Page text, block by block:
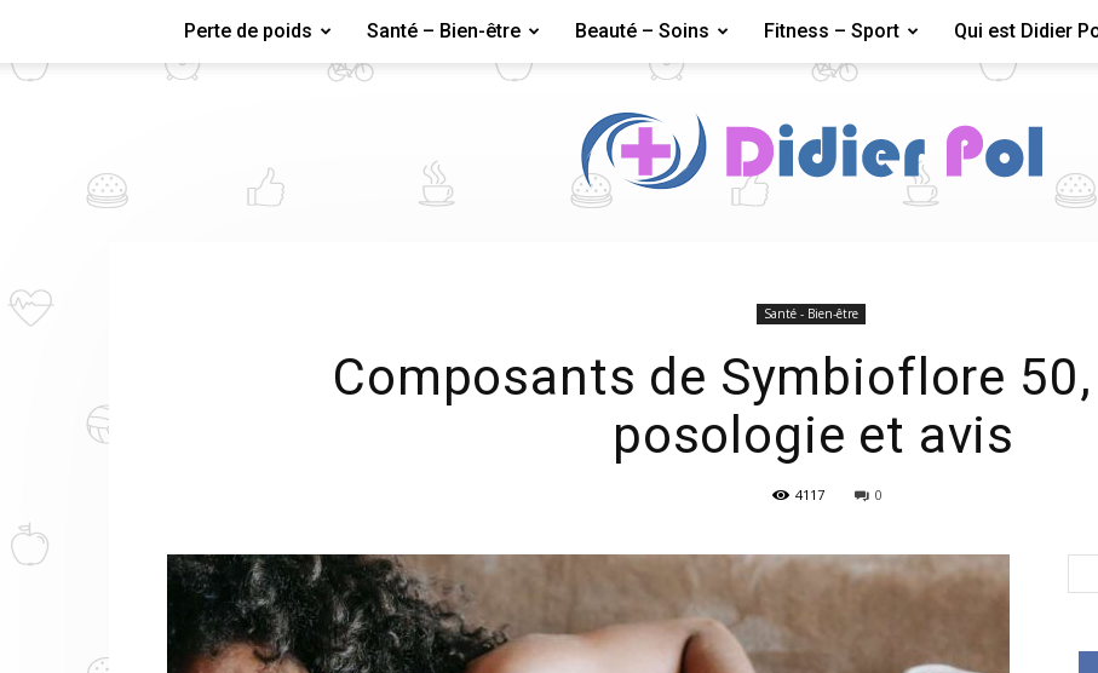
Perte de poids Santé – Bien-être Beauté – Soins Fitness – Sport Qui est Didier
Pol
Santé - Bien-être
Composants de Symbioflore
posologie et avis
4117 0